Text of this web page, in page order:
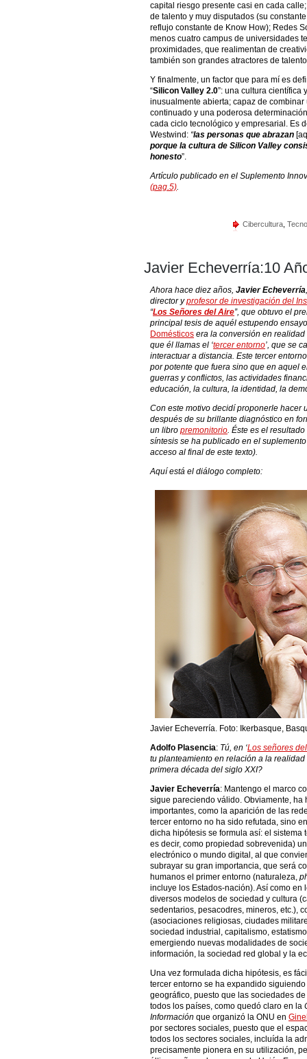
capital riesgo presente casi en cada
de talento y muy disputados (su
reflujo constante de Know How); Redes
menos cuatro campus de universidades
proximidades, que realimentan de
también son grandes atractores de
Y finalmente, un factor que para mí es
“Silicon Valley 2.0”: una cultura científica
inusualmente abierta; capaz de
continuado y una poderosa
cada ciclo tecnológico y empresarial. Es
Westwind: “las personas que abrazan
porque la cultura de Silicon Valley
honesto”.
Artículo publicado en el Suplemento
(pag.5).
Cibercultura
Javier Echeverría:10
Ahora hace diez años, Javier Echeverría
director yprofesor de investigación del
“Los Señores del Aire”, que obtuvo el
principal tesis de aquél estupendo
Domésticos era la conversión en realidad
que él llamas el ‘tercer entorno’, que se
interactuar a distancia. Este tercer
por potente que fuera sino que en aquel
guerras y conflictos, las actividades
educación, la cultura, la identidad, la
Con este motivo decidí proponerle hacer
después de su brillante diagnóstico en
un libro premonitorio. Éste es el
síntesis se ha publicado en el
acceso al final de este texto).
Aquí está el diálogo completo:
Javier Echeverría. Foto: Ikerbasque,
Adolfo Plasencia: Tú, en ‘Los señores
tu planteamiento en relación a la
primera década del siglo XXI?
Javier Echeverría: Mantengo el marco
sigue pareciendo válido. Obviamente,
importantes, como la aparición de las
tercer entorno no ha sido refutada, sino
dicha hipótesis se formula así: el
es decir, como propiedad sobrevenida)
electrónico o mundo digital, al que
subrayar su gran importancia, que será
humanos el primer entorno (naturaleza,
incluye los Estados-nación). Así como
diversos modelos de sociedad y cultura
sedentarios, pesacodres, mineros, etc.),
(asociaciones religiosas, ciudades
sociedad industrial, capitalismo,
emergiendo nuevas modalidades de
información, la sociedad red global y la
Una vez formulada dicha hipótesis, es
tercer entorno se ha expandido
geográfico, puesto que las sociedades
todos los países, como quedó claro en la
Información que organizó la ONU en
por sectores sociales, puesto que el
todos los sectores sociales, incluída la
precisamente pionera en su utilización,